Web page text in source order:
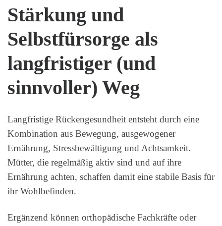
Stärkung und
Selbstfürsorge als
langfristiger (und
sinnvoller) Weg
Langfristige Rückengesundheit entsteht durch eine
Kombination aus Bewegung, ausgewogener
Ernährung, Stressbewältigung und Achtsamkeit.
Mütter, die regelmäßig aktiv sind und auf ihre
Ernährung achten, schaffen damit eine stabile Basis für
ihr Wohlbefinden.
Ergänzend können orthopädische Fachkräfte oder